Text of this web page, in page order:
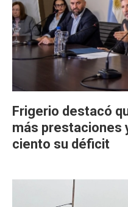
Frigerio destacó
más prestaciones
ciento su déficit